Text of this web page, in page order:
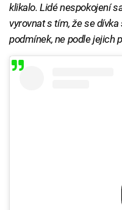
klikalo. Lidé nespokojení
vyrovnat s tím, že se
podmínek, ne podle jejich